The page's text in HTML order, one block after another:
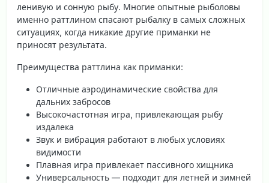
ленивую и сонную рыбу. Многие опытные рыболовы
именно раттлином спасают рыбалку в самых сложных
ситуациях, когда никакие другие приманки не
приносят результата.
Преимущества раттлина как приманки:
Отличные аэродинамические свойства для
дальних забросов
Высокочастотная игра, привлекающая рыбу
издалека
Звук и вибрация работают в любых условиях
видимости
Плавная игра привлекает пассивного хищника
Универсальность — подходит для летней и зимней